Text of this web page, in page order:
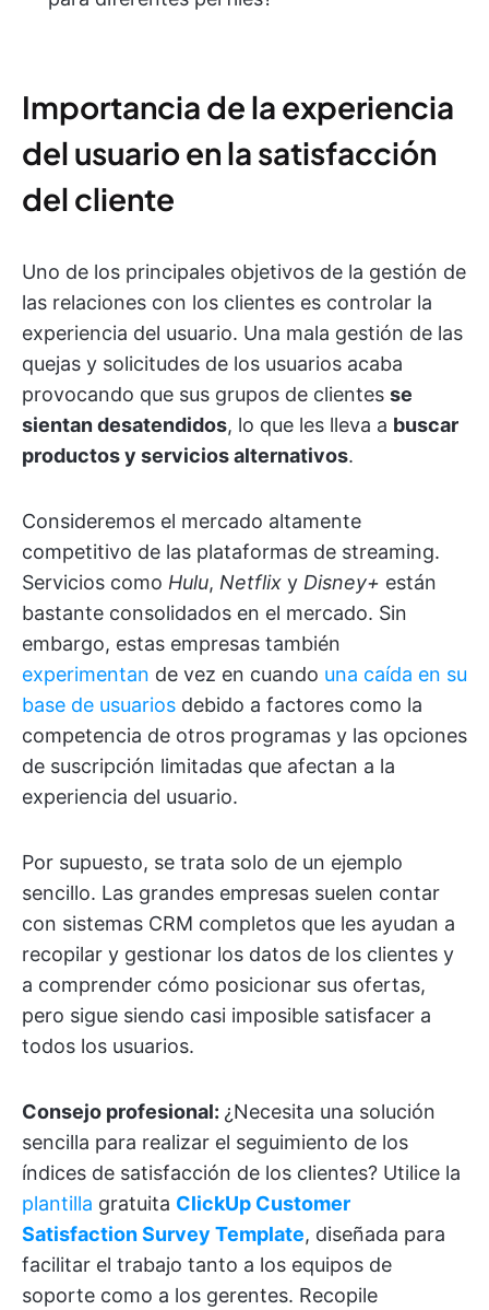
Importancia de la experiencia
del usuario en la satisfacción
del cliente
Uno de los principales objetivos de la gestión de
las relaciones con los clientes es controlar la
experiencia del usuario. Una mala gestión de las
quejas y solicitudes de los usuarios acaba
provocando que sus grupos de clientes se
sientan desatendidos, lo que les lleva a buscar
productos y servicios alternativos.
Consideremos el mercado altamente
competitivo de las plataformas de streaming.
Servicios como Hulu, Netflix y Disney+ están
bastante consolidados en el mercado. Sin
embargo, estas empresas también
experimentan de vez en cuando una caída en su
base de usuarios debido a factores como la
competencia de otros programas y las opciones
de suscripción limitadas que afectan a la
experiencia del usuario.
Por supuesto, se trata solo de un ejemplo
sencillo. Las grandes empresas suelen contar
con sistemas CRM completos que les ayudan a
recopilar y gestionar los datos de los clientes y
a comprender cómo posicionar sus ofertas,
pero sigue siendo casi imposible satisfacer a
todos los usuarios.
Consejo profesional: ¿Necesita una solución
sencilla para realizar el seguimiento de los
índices de satisfacción de los clientes? Utilice la
plantilla gratuita ClickUp Customer
Satisfaction Survey Template, diseñada para
facilitar el trabajo tanto a los equipos de
soporte como a los gerentes. Recopile